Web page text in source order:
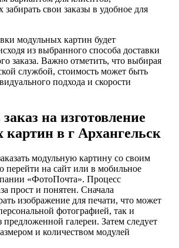
свои заказы в удобное для
модульных картин будет
из выбранного способа доставки
заказа. Важно отметить, что выбирая
службой, стоимость может быть
подхода и скорости
на изготовление
картин в г Архангельск
модульную картину со своим
перейти на сайт или в мобильное
«ФотоПочта». Процесс
прост и понятен. Сначала
изображение для печати, что может
фотографией, так и
галереи. Затем следует
и количеством модулей